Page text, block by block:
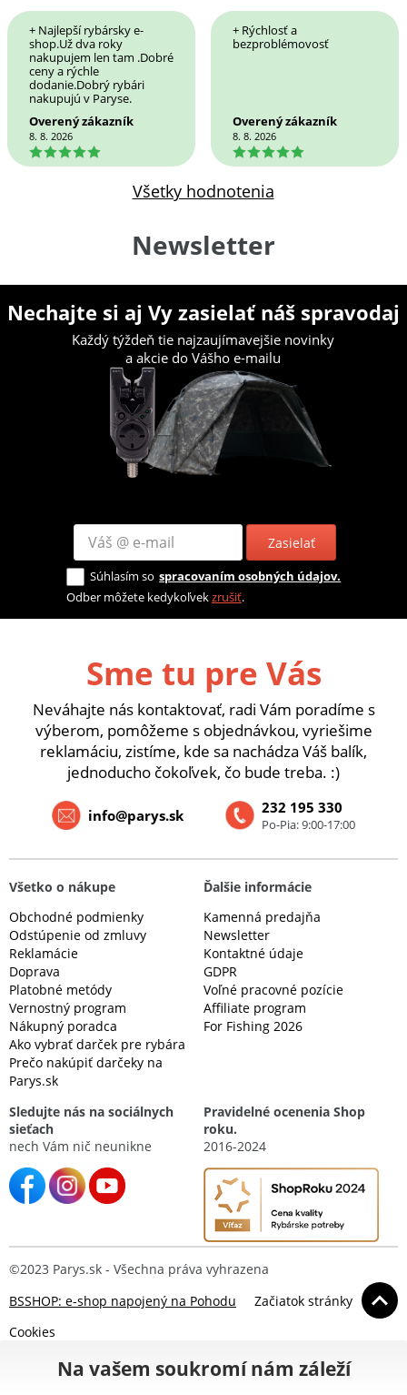
+ Najlepší rybársky e-
shop.Už dva roky
nakupujem len tam .Dobré
ceny a rýchle
dodanie.Dobrý rybári
nakupujú v Paryse.
Overený zákazník
8. 8. 2026
5
+ Rýchlosť a
bezproblémovosť
Overený zákazník
8. 8. 2026
5
Všetky hodnotenia
Newsletter
Nechajte si aj Vy zasielať náš spravodaj
Každý týždeň tie najzaujímavejšie novinky
a akcie do Vášho e-mailu
Zasielať
Súhlasím so spracovaním osobných údajov.
Odber môžete kedykoľvekzrušiť.
Sme tu pre Vás
Neváhajte nás kontaktovať, radi Vám poradíme s
výberom, pomôžeme s objednávkou, vyriešime
reklamáciu, zistíme, kde sa nachádza Váš balík,
jednoducho čokoľvek, čo bude treba. :)
232 195 330
Po-Pia: 9:00-17:00
info@parys.sk
Všetko o nákupe
Obchodné podmienky
Odstúpenie od zmluvy
Reklamácie
Doprava
Platobné metódy
Vernostný program
Nákupný poradca
Ako vybrať darček pre rybára
Prečo nakúpiť darčeky na
Parys.sk
Ďalšie informácie
Kamenná predajňa
Newsletter
Kontaktné údaje
GDPR
Voľné pracovné pozície
Affiliate program
For Fishing 2026
Sledujte nás na sociálnych
sieťach
nech Vám nič neunikne
Pravidelné ocenenia Shop
roku.
2016-2024
©2023 Parys.sk - Všechna práva vyhrazena
BSSHOP: e-shop napojený na Pohodu
Začiatok stránky
Cookies
Na vašem soukromí nám záleží